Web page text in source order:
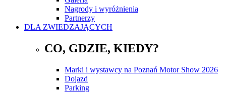
Nagrody i wyróżnienia
Partnerzy
DLA ZWIEDZAJĄCYCH
CO, GDZIE, KIEDY?
Marki i wystawcy na Poznań Motor Show 2026
Dojazd
Parking